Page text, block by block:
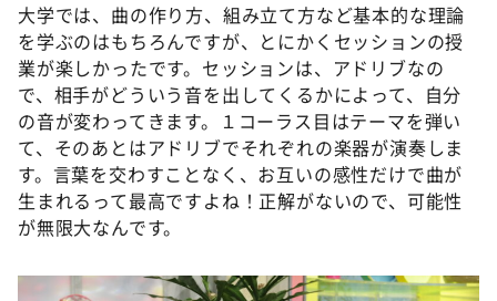
大学では、曲の作り方、組み立て方など基本的な理論
を学ぶのはもちろんですが、とにかくセッションの授
業が楽しかったです。セッションは、アドリブなの
で、相手がどういう音を出してくるかによって、自分
の音が変わってきます。１コーラス目はテーマを弾い
て、そのあとはアドリブでそれぞれの楽器が演奏しま
す。言葉を交わすことなく、お互いの感性だけで曲が
生まれるって最高ですよね！正解がないので、可能性
が無限大なんです。